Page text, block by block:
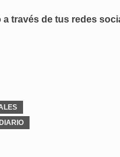
través de tus redes